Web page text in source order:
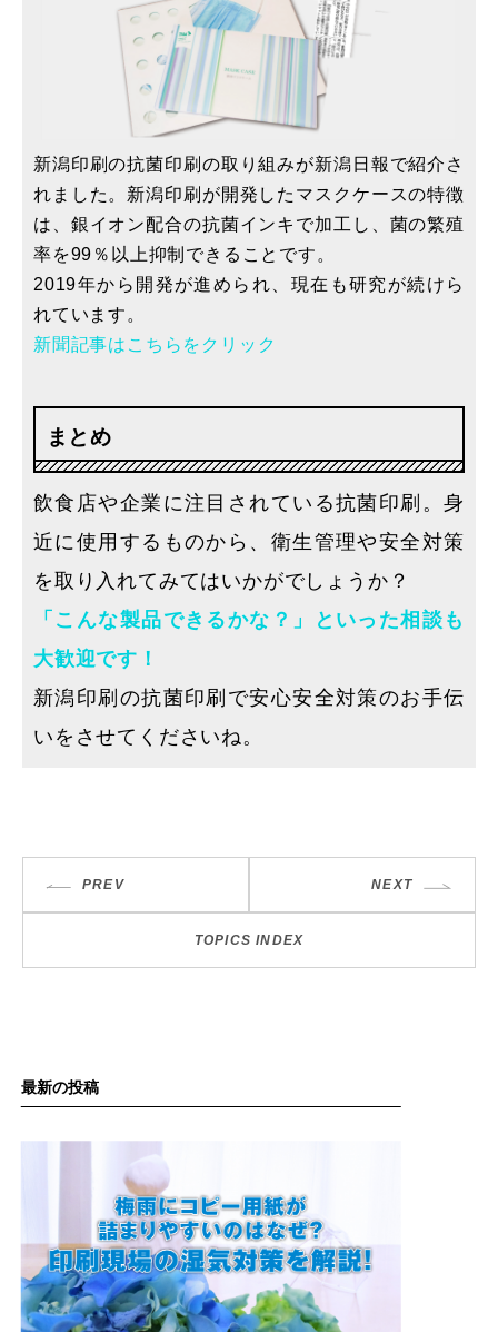
新潟印刷の抗菌印刷の取り組みが新潟日報で紹介さ
れました。新潟印刷が開発したマスクケースの特徴
は、銀イオン配合の抗菌インキで加工し、菌の繁殖
率を99％以上抑制できることです。
2019年から開発が進められ、現在も研究が続けら
れています。
新聞記事はこちらをクリック
まとめ
飲食店や企業に注目されている抗菌印刷。身
近に使用するものから、衛生管理や安全対策
を取り入れてみてはいかがでしょうか？
「こんな製品できるかな？」といった相談も
大歓迎です！
新潟印刷の抗菌印刷で安心安全対策のお手伝
いをさせてくださいね。
PREV
TOPICS INDEX
NEXT
最新の投稿